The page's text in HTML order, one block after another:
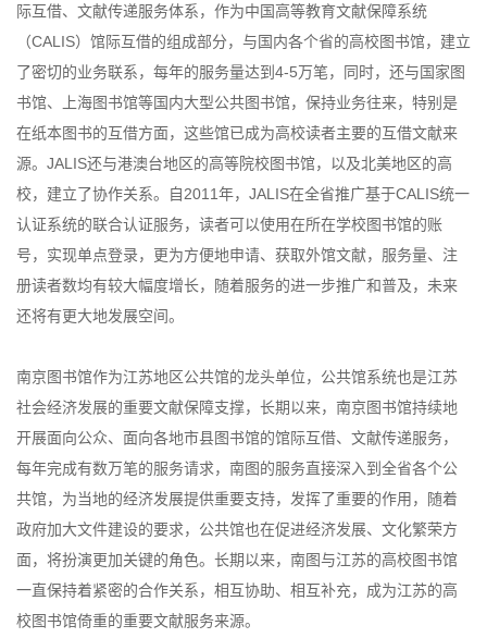
际互借、文献传递服务体系，作为中国高等教育文献保障系统
（CALIS）馆际互借的组成部分，与国内各个省的高校图书馆，建立
了密切的业务联系，每年的服务量达到4-5万笔，同时，还与国家图
书馆、上海图书馆等国内大型公共图书馆，保持业务往来，特别是
在纸本图书的互借方面，这些馆已成为高校读者主要的互借文献来
源。JALIS还与港澳台地区的高等院校图书馆，以及北美地区的高
校，建立了协作关系。自2011年，JALIS在全省推广基于CALIS统一
认证系统的联合认证服务，读者可以使用在所在学校图书馆的账
号，实现单点登录，更为方便地申请、获取外馆文献，服务量、注
册读者数均有较大幅度增长，随着服务的进一步推广和普及，未来
还将有更大地发展空间。
南京图书馆作为江苏地区公共馆的龙头单位，公共馆系统也是江苏
社会经济发展的重要文献保障支撑，长期以来，南京图书馆持续地
开展面向公众、面向各地市县图书馆的馆际互借、文献传递服务，
每年完成有数万笔的服务请求，南图的服务直接深入到全省各个公
共馆，为当地的经济发展提供重要支持，发挥了重要的作用，随着
政府加大文件建设的要求，公共馆也在促进经济发展、文化繁荣方
面，将扮演更加关键的角色。长期以来，南图与江苏的高校图书馆
一直保持着紧密的合作关系，相互协助、相互补充，成为江苏的高
校图书馆倚重的重要文献服务来源。